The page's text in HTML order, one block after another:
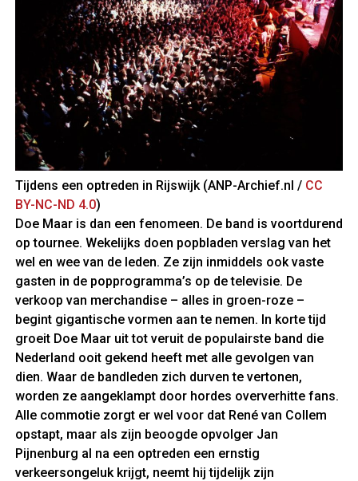
Tijdens een optreden in Rijswijk (ANP-Archief.nl / CC
BY-NC-ND 4.0)
Doe Maar is dan een fenomeen. De band is voortdurend
op tournee. Wekelijks doen popbladen verslag van het
wel en wee van de leden. Ze zijn inmiddels ook vaste
gasten in de popprogramma’s op de televisie. De
verkoop van merchandise – alles in groen-roze –
begint gigantische vormen aan te nemen. In korte tijd
groeit Doe Maar uit tot veruit de populairste band die
Nederland ooit gekend heeft met alle gevolgen van
dien. Waar de bandleden zich durven te vertonen,
worden ze aangeklampt door hordes oververhitte fans.
Alle commotie zorgt er wel voor dat René van Collem
opstapt, maar als zijn beoogde opvolger Jan
Pijnenburg al na een optreden een ernstig
verkeersongeluk krijgt, neemt hij tijdelijk zijn